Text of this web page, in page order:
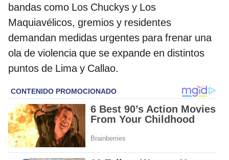
bandas como Los Chuckys y Los
Maquiavélicos, gremios y residentes
demandan medidas urgentes para frenar una
ola de violencia que se expande en distintos
puntos de Lima y Callao.